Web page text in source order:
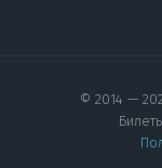
© 2014 —